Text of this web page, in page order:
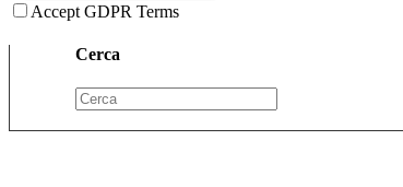
Accept GDPR Terms
Cerca